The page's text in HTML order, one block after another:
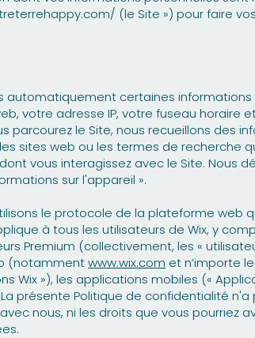
(le Site ») pour faire
automatiquement certaines
votre adresse IP, votre fuseau horaire
parcourez le Site, nous recueillons des
sites web ou les termes de recherche
vous interagissez avec le Site. Nous
sur l'appareil ».
le protocole de la plateforme web
à tous les utilisateurs de Wix, y
Premium (collectivement, les «
(notammentwww.wix.com et n’importe
Wix »), les applications mobiles («
présente Politique de confidentialité
nous, ni les droits que vous pourriez